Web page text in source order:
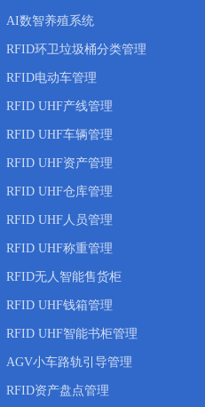
AI数智养殖系统
RFID环卫垃圾桶分类管理
RFID电动车管理
RFID UHF产线管理
RFID UHF车辆管理
RFID UHF资产管理
RFID UHF仓库管理
RFID UHF人员管理
RFID UHF称重管理
RFID无人智能售货柜
RFID UHF钱箱管理
RFID UHF智能书柜管理
AGV小车路轨引导管理
RFID资产盘点管理